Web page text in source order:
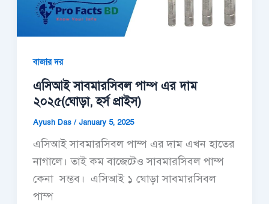
বাজার দর
এসিআই সাবমারসিবল পাম্প এর দাম
২০২৫(ঘোড়া, হর্স প্রাইস)
Ayush Das /January 5, 2025
এসিআই সাবমারসিবল পাম্প এর দাম এখন হাতের
নাগালে। তাই কম বাজেটেও সাবমারসিবল পাম্প
কেনা সম্ভব। এসিআই ১ ঘোড়া সাবমারসিবল
পাম্প